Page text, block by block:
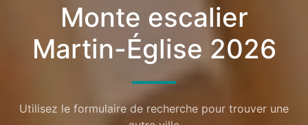
Monte escalier
Martin-Église 2026
Utilisez le formulaire de recherche pour trouver une